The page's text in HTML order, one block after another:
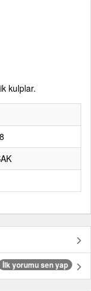
kulplar.
İlk yorumu sen yap